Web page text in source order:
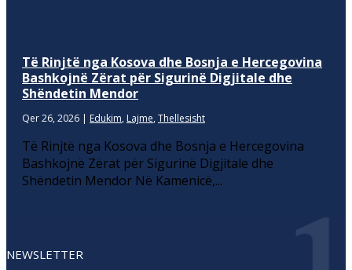
Të Rinjtë nga Kosova dhe Bosnja e Hercegovina
Bashkojnë Zërat për Sigurinë Digjitale dhe
Shëndetin Mendor
Qer 26, 2026 | Edukim, Lajme, Thellesisht
Të Rinjtë nga Kosova dhe Bosnja e Hercegovina
Bashkojnë Zërat për Sigurinë Digjitale dhe
Shëndetin Mendor Në Kamenicë,...
NEWSLETTER